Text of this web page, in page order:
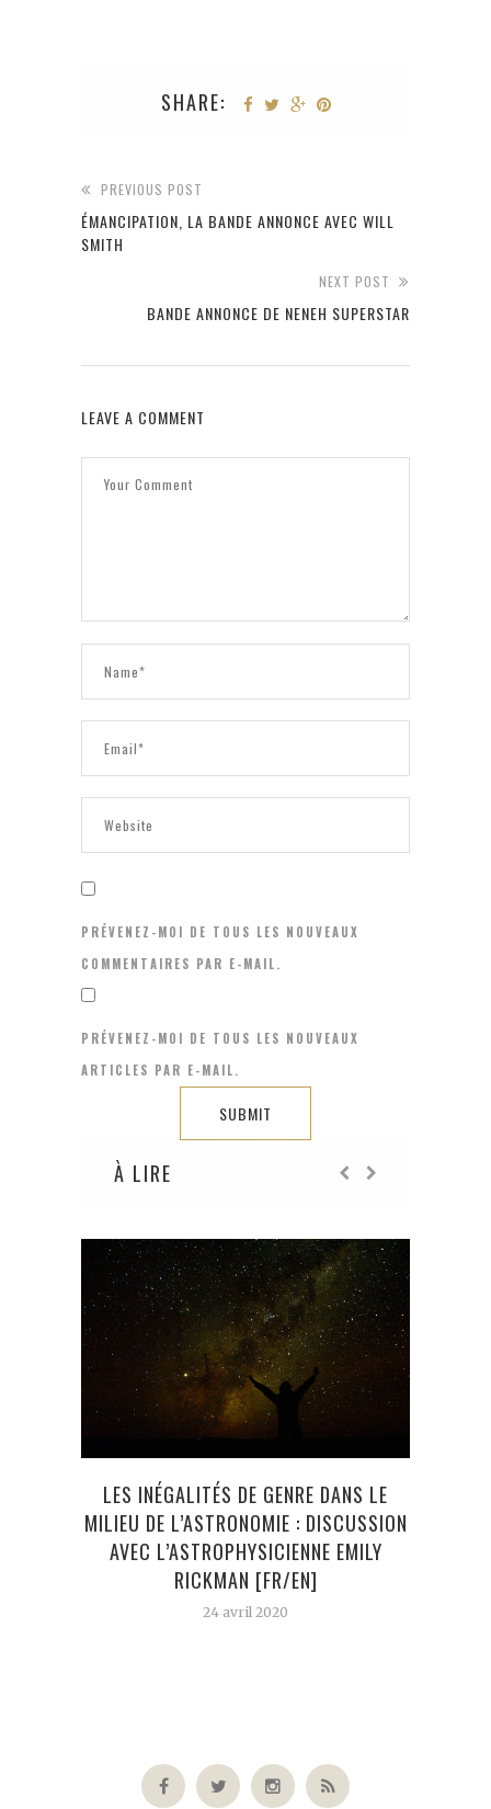
SHARE:
PREVIOUS POST
ÉMANCIPATION, LA BANDE ANNONCE AVEC WILL
SMITH
NEXT POST
BANDE ANNONCE DE NENEH SUPERSTAR
LEAVE A COMMENT
PRÉVENEZ-MOI DE TOUS LES NOUVEAUX
COMMENTAIRES PAR E-MAIL.
PRÉVENEZ-MOI DE TOUS LES NOUVEAUX
ARTICLES PAR E-MAIL.
À LIRE
LES INÉGALITÉS DE GENRE DANS LE
MILIEU DE L’ASTRONOMIE : DISCUSSION
AVEC L’ASTROPHYSICIENNE EMILY
RICKMAN [FR/EN]
24 avril 2020